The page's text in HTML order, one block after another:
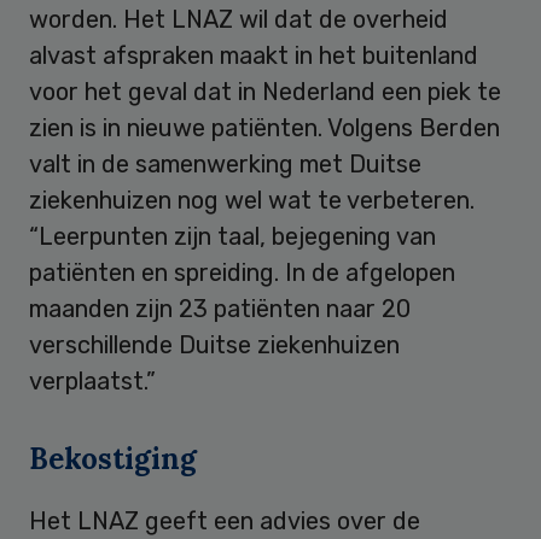
worden. Het LNAZ wil dat de overheid
alvast afspraken maakt in het buitenland
voor het geval dat in Nederland een piek te
zien is in nieuwe patiënten. Volgens Berden
valt in de samenwerking met Duitse
ziekenhuizen nog wel wat te verbeteren.
“Leerpunten zijn taal, bejegening van
patiënten en spreiding. In de afgelopen
maanden zijn 23 patiënten naar 20
verschillende Duitse ziekenhuizen
verplaatst.”
Bekostiging
Het LNAZ geeft een advies over de